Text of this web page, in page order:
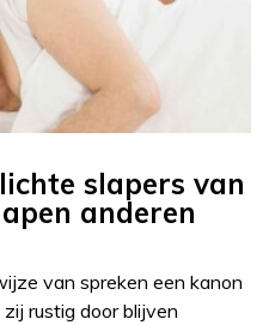
slapers van
anderen
van spreken een kanon
rustig door blijven